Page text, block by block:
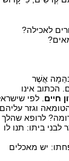
לאכילה?
אֲשֶׁר
הכתוב אינו
חיים . לפי
וגזר עליהם
לרופא שהלך
ביתו: תנו לו
יש מאכלים